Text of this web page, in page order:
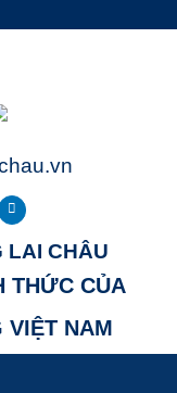
LAI CHÂU
THỨC CỦA
VIỆT NAM